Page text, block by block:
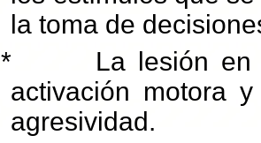
la toma de
*
La lesión en
activación motora
agresividad.